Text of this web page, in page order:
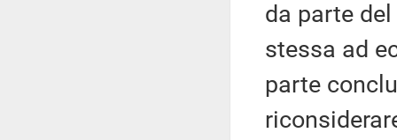
da parte
stessa ad
parte